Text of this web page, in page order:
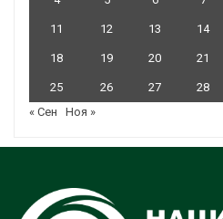
11 12 13 14
18 19 20 21
25 26 27 28
« Сен
Ноя »